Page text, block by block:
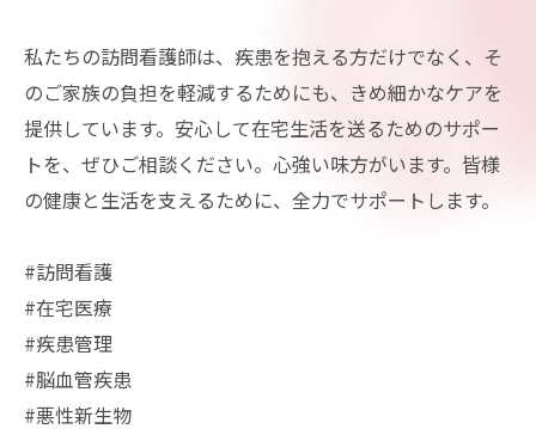
私たちの訪問看護師は、疾患を抱える方だけでなく、そ
のご家族の負担を軽減するためにも、きめ細かなケアを
提供しています。安心して在宅生活を送るためのサポー
トを、ぜひご相談ください。心強い味方がいます。皆様
の健康と生活を支えるために、全力でサポートします。
#訪問看護
#在宅医療
#疾患管理
#脳血管疾患
#悪性新生物